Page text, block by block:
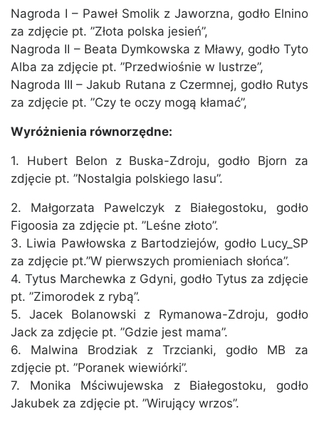
Nagroda I – Paweł Smolik z Jaworzna, godło Elnino
za zdjęcie pt. ”Złota polska jesień”,
Nagroda II – Beata Dymkowska z Mławy, godło Tyto
Alba za zdjęcie pt. ”Przedwiośnie w lustrze”,
Nagroda III – Jakub Rutana z Czermnej, godło Rutys
za zdjęcie pt. ”Czy te oczy mogą kłamać”,
Wyróżnienia równorzędne:
1. Hubert Belon z Buska-Zdroju, godło Bjorn za
zdjęcie pt. ”Nostalgia polskiego lasu”.
2. Małgorzata Pawelczyk z Białegostoku, godło
Figoosia za zdjęcie pt. ”Leśne złoto”.
3. Liwia Pawłowska z Bartodziejów, godło Lucy_SP
za zdjęcie pt.”W pierwszych promieniach słońca”.
4. Tytus Marchewka z Gdyni, godło Tytus za zdjęcie
pt. ”Zimorodek z rybą”.
5. Jacek Bolanowski z Rymanowa-Zdroju, godło
Jack za zdjęcie pt. ”Gdzie jest mama”.
6. Malwina Brodziak z Trzcianki, godło MB za
zdjęcie pt. ”Poranek wiewiórki”.
7. Monika Mściwujewska z Białegostoku, godło
Jakubek za zdjęcie pt. ”Wirujący wrzos”.